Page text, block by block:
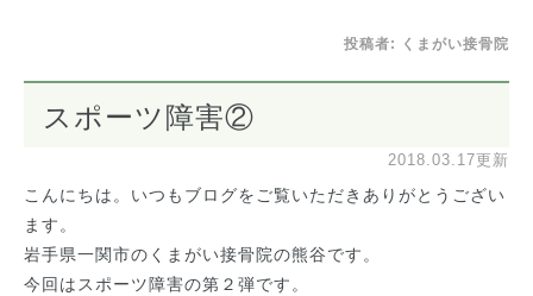
投稿者: くまがい接骨院
スポーツ障害②
2018.03.17更新
こんにちは。いつもブログをご覧いただきありがとうござい
ます。
岩手県一関市のくまがい接骨院の熊谷です。
今回はスポーツ障害の第２弾です。